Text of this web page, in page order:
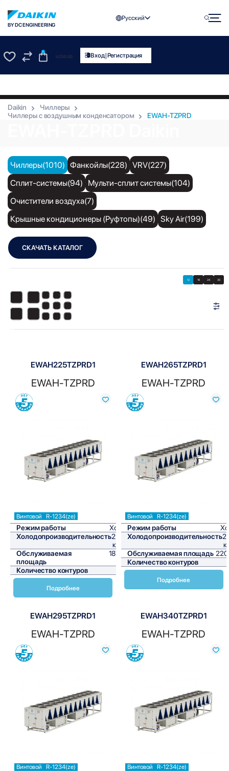
BY DC ENGINEERING
Русский
0
UZS0.00 Вход|Регистрация
Daikin
Чиллеры
Чиллеры с воздушным конденсатором
EWAH-TZPRD
Чиллеры(1010) Фанкойлы(228) VRV(227)
Сплит-системы(94)
Мульти-сплит системы(104)
Очистители воздуха(7)
Крышные кондиционеры (Руфтопы)(49) Sky Air(199)
СКАЧАТЬ КАТАЛОГ
12 18 24 30
Показать:
EWAH225TZPRD1
EWAH-TZPRD
Сравнить
Винтовой R-1234(ze)
Режим работы
Холод
Холодопроизводительность225,2
кВт/ч
Обслуживаемая
площадь
1876,7
м²
Количество контуров
1
Подробнее
EWAH265TZPRD1
EWAH-TZPRD
Сравнить
Винтовой R-1234(ze)
Режим работы
Холодопроизводительность
Обслуживаемая площадь
Количество контуров
Подробнее
EWAH295TZPRD1
EWAH-TZPRD
Сравнить
Винтовой R-1234(ze)
EWAH340TZPRD1
EWAH-TZPRD
Сравнить
Винтовой R-1234(ze)